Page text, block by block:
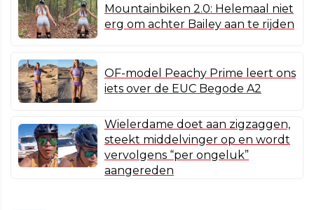
Mountainbiken 2.0: Helemaal niet
erg om achter Bailey aan te rijden
OF-model Peachy Prime leert ons
iets over de EUC Begode A2
Wielerdame doet aan zigzaggen,
steekt middelvinger op en wordt
vervolgens “per ongeluk”
aangereden